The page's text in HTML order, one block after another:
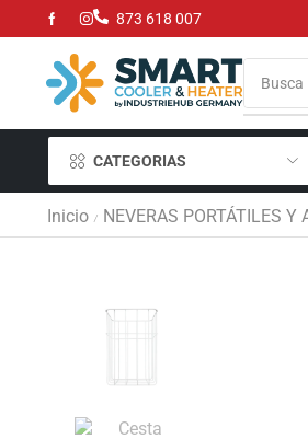
873 618 007
Busca
CATEGORIAS
Inicio / NEVERAS PORTÁTILES Y